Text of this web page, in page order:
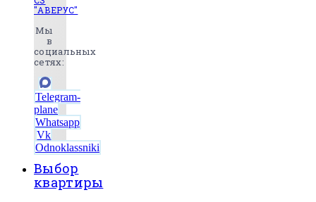
"АВЕРУС"
Мы
в
социальных
сетях:
Telegram-
plane
Whatsapp
Vk
Odnoklassniki
Выбор
квартиры